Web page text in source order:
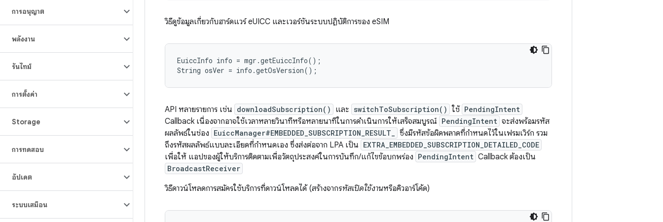
การอนุญาต
พลังงาน
รันไทม์
การตั้งค่า
Storage
การทดสอบ
อัปเดต
ระบบเสมือน
วิธีดูข้อมูลเกี่ยวกับฮาร์ดแวร์ eUICC และเวอร์ชันระบบปฏิบัติการของ eSIM
EuiccInfo info = mgr.getEuiccInfo();
API หลายรายการ เช่น downloadSubscription() และ switchToSubscription() ใช้ PendingIntent
Callback เนื่องจากอาจใช้เวลาหลายวินาทีหรือหลายนาทีในการดำเนินการให้เสร็จสมบูรณ์ PendingIntent จะส่งพร้อมรหัส
ผลลัพธ์ในช่อง EuiccManager#EMBEDDED_SUBSCRIPTION_RESULT_
ซึ่งมีรหัสข้อผิดพลาดที่กำหนดไว้ในเฟรมเวิร์ก รวม
ถึงรหัสผลลัพธ์แบบละเอียดที่กำหนดเอง ซึ่งส่งต่อจาก LPA เป็น EXTRA_EMBEDDED_SUBSCRIPTION_DETAILED_CODE
เพื่อให้ แอปของผู้ให้บริการติดตามเพื่อวัตถุประสงค์ในการบันทึก/แก้ไขข้อบกพร่อง PendingIntent Callback ต้องเป็น
BroadcastReceiver
วิธีดาวน์โหลดการสมัครใช้บริการที่ดาวน์โหลดได้ (สร้างจากรหัสเปิดใช้งานหรือคิวอาร์โค้ด)